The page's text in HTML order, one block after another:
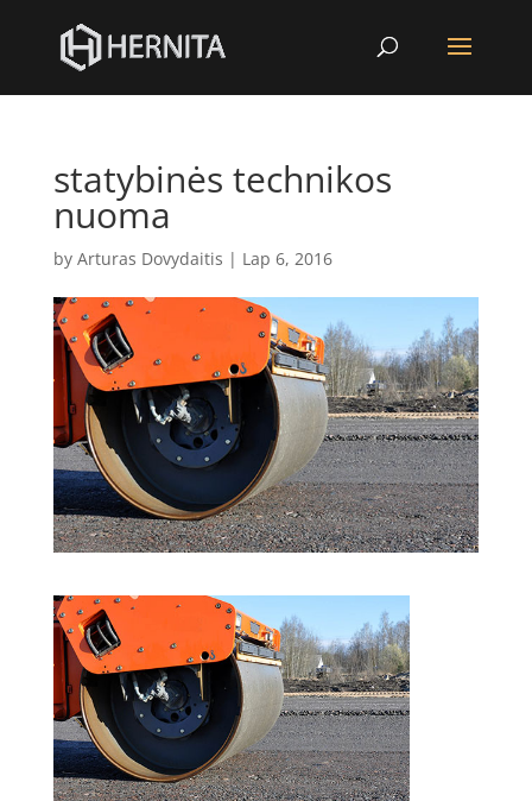
statybinės technikos
nuoma
by Arturas Dovydaitis | Lap 6, 2016